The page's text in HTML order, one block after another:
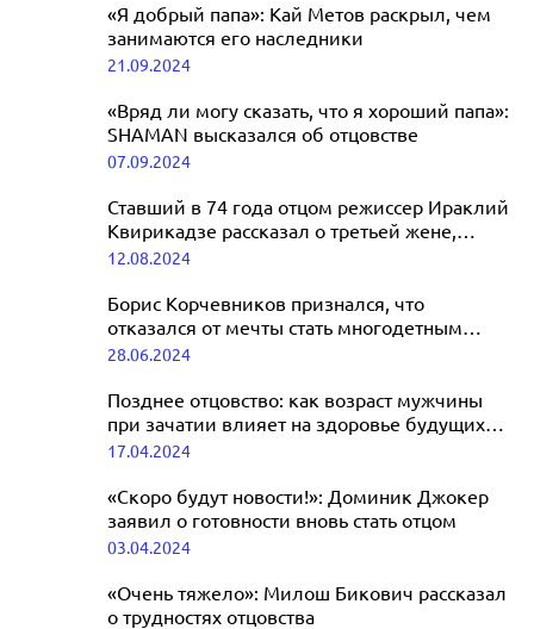
«Я добрый папа»: Кай Метов раскрыл, чем
занимаются его наследники
21.09.2024
«Вряд ли могу сказать, что я хороший папа»:
SHAMAN высказался об отцовстве
07.09.2024
Ставший в 74 года отцом режиссер Ираклий
Квирикадзе рассказал о третьей жене,
которая моложе него на 41 год
12.08.2024
Борис Корчевников признался, что
отказался от мечты стать многодетным
отцом
28.06.2024
Позднее отцовство: как возраст мужчины
при зачатии влияет на здоровье будущих
детей
17.04.2024
«Скоро будут новости!»: Доминик Джокер
заявил о готовности вновь стать отцом
03.04.2024
«Очень тяжело»: Милош Бикович рассказал
о трудностях отцовства